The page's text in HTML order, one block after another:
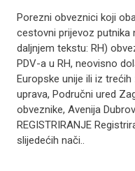
Porezni obveznici koji
cestovni prijevoz putnika
daljnjem tekstu: RH)
PDV-a u RH, neovisno
Europske unije ili iz
uprava, Područni ured
obveznike, Avenija
REGISTRIRANJE
slijedećih nači..